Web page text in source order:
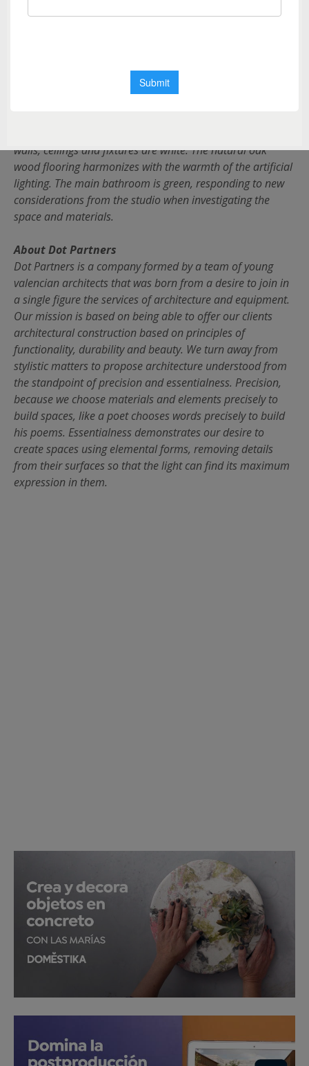
house, illuminated and ventilated by the interior courtyard.
longer sight lines. The line of light that extends from the
hallway attempts to accentuate this effect.
walls, ceilings and fixtures are white. The natural oak
wood flooring harmonizes with the warmth of the artificial
lighting. The main bathroom is green, responding to new
considerations from the studio when investigating the
space and materials.
About Dot Partners
Dot Partners is a company formed by a team of young
valencian architects that was born from a desire to join in
a single figure the services of architecture and equipment.
Our mission is based on being able to offer our clients
architectural construction based on principles of
functionality, durability and beauty. We turn away from
stylistic matters to propose architecture understood from
the standpoint of precision and essentialness. Precision,
because we choose materials and elements precisely to
build spaces, like a poet chooses words precisely to build
his poems. Essentialness demonstrates our desire to
create spaces using elemental forms, removing details
from their surfaces so that the light can find its maximum
expression in them.